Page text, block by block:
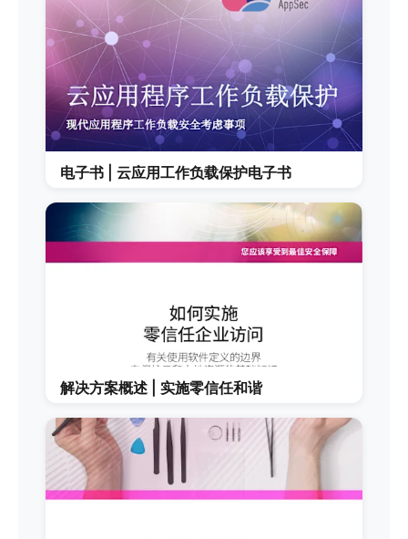
电子书 | 云应用工作负载保护电子书
解决方案概述 | 实施零信任和谐